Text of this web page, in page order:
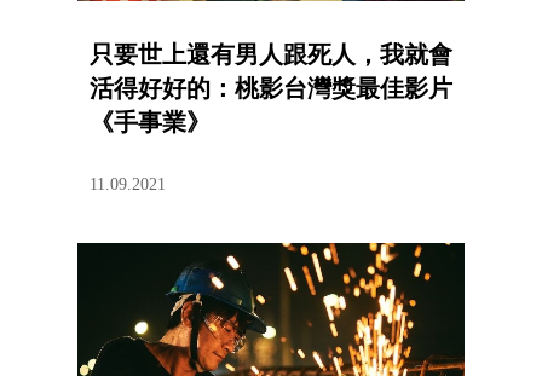
只要世上還有男人跟死人，我就會
活得好好的：桃影台灣獎最佳影片
《手事業》
11.09.2021